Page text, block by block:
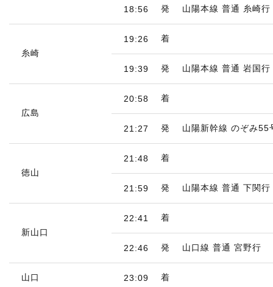
18:56 発 山陽本線 普通 糸崎行
糸崎
19:26 着
19:39 発 山陽本線 普通 岩国行
広島
20:58 着
21:27 発 山陽新幹線 のぞみ55
徳山
21:48 着
21:59 発 山陽本線 普通 下関行
新山口
22:41 着
22:46 発 山口線 普通 宮野行
山口 23:09 着